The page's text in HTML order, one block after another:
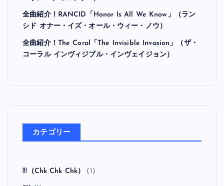
全曲紹介！RANCID「Honor Is All We Know」（ラン
シド オナー・イズ・オール・ウィー・ノウ）
全曲紹介！The Coral「The Invisible Invasion」（ザ・
コーラル インヴィジブル・インヴェイジョン）
カテゴリー
!!!（Chk Chk Chk） (1)